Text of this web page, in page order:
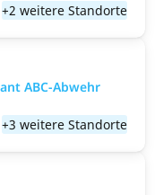
+2 weitere Standorte
ABC-Abwehr
+3 weitere Standorte